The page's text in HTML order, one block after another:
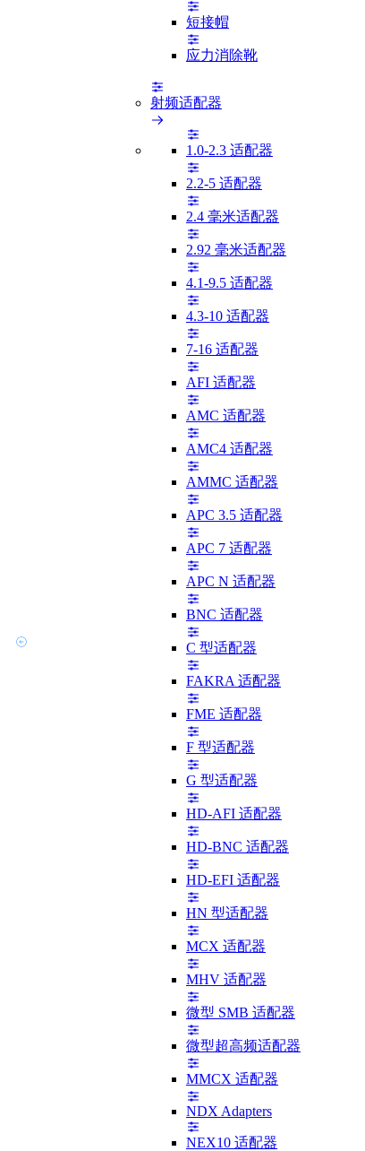
短接帽
应力消除靴
射频适配器
1.0-2.3 适配器
2.2-5 适配器
2.4 毫米适配器
2.92 毫米适配器
4.1-9.5 适配器
4.3-10 适配器
7-16 适配器
AFI 适配器
AMC 适配器
AMC4 适配器
AMMC 适配器
APC 3.5 适配器
APC 7 适配器
APC N 适配器
BNC 适配器
C 型适配器
FAKRA 适配器
FME 适配器
F 型适配器
G 型适配器
HD-AFI 适配器
HD-BNC 适配器
HD-EFI 适配器
HN 型适配器
MCX 适配器
MHV 适配器
微型 SMB 适配器
微型超高频适配器
MMCX 适配器
NDX Adapters
NEX10 适配器